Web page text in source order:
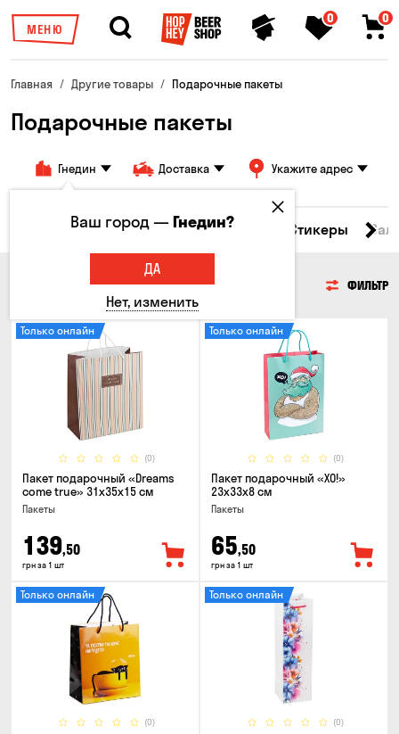
МЕНЮ
0 0
Главная Другие товары Подарочные пакеты
Подарочные пакеты
Гнедин Доставка Укажите адрес
Брелоки Подарочные пакеты Стикеры
ПОДАРОЧНЫЕ ПАКЕТЫ ФИЛЬТР
(0)
Только онлайн
Пакет подарочный «Dreams
come true» 31x35x15 см
Пакеты
139,50
грн за 1 шт
(0)
Только онлайн
Пакет подарочный «ХО!»
23x33x8 см
Пакеты
65,50
грн за 1 шт
(0)
Только онлайн
(0)
Только онлайн
Ваш город —Гнедин?
ДА
Нет, изменить